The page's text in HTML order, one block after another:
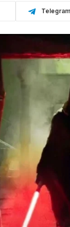
Telegram